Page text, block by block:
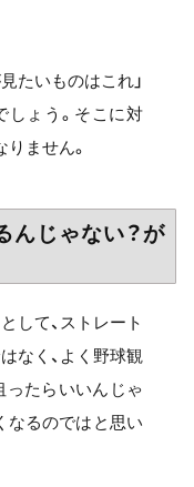
たいものはこれ」
しょう。そこに対
ません。
んじゃない？が
して、ストレート
なく、よく野球観
ったらいいんじゃ
なるのではと思い